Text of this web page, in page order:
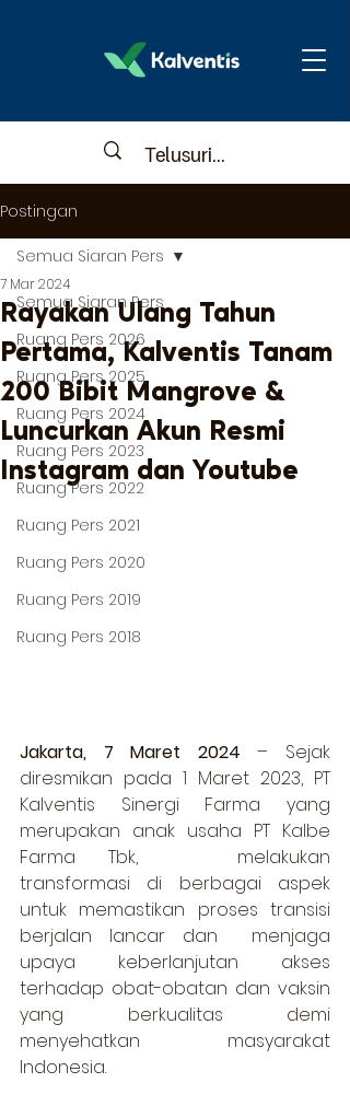
Postingan
Semua Siaran Pers
Ruang Pers 2026
Ruang Pers 2025
Ruang Pers 2024
Ruang Pers 2023
Ruang Pers 2022
Ruang Pers 2021
Ruang Pers 2020
Ruang Pers 2019
Ruang Pers 2018
Semua Siaran Pers
Rayakan Ulang Tahun
Pertama, Kalventis Tanam
200 Bibit Mangrove &
Luncurkan Akun Resmi
Instagram dan Youtube
7 Mar 2024
Jakarta, 7 Maret 2024 – Sejak
diresmikan pada 1 Maret 2023, PT
Kalventis Sinergi Farma yang
merupakan anak usaha PT Kalbe
Farma Tbk, 	melakukan
transformasi di berbagai aspek
untuk memastikan proses transisi
berjalan lancar dan  menjaga
upaya keberlanjutan akses
terhadap obat-obatan dan vaksin
yang berkualitas demi
menyehatkan masyarakat
Indonesia.